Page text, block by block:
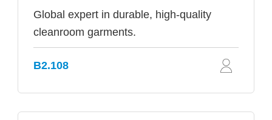
Global expert in durable, high-quality
cleanroom garments.
B2.108